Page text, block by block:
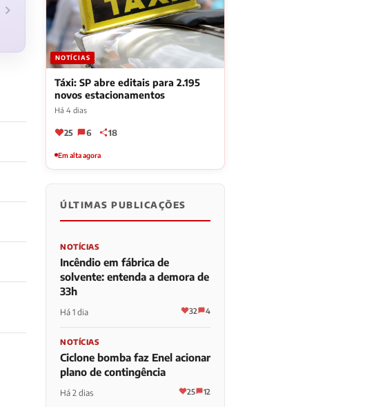
NOTÍCIAS
Táxi: SP abre editais para 2.195
novos estacionamentos
Há 4 dias
25 6 18
Em alta agora
ÚLTIMAS PUBLICAÇÕES
NOTÍCIAS
Incêndio em fábrica de
solvente: entenda a demora de
33h
Há 1 dia 32 4
NOTÍCIAS
Ciclone bomba faz Enel acionar
plano de contingência
Há 2 dias 25 12